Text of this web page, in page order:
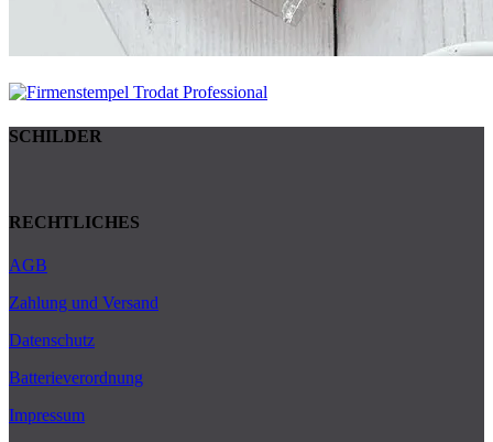
SCHILDER
RECHTLICHES
AGB
Zahlung und Versand
Datenschutz
Batterieverordnung
Impressum